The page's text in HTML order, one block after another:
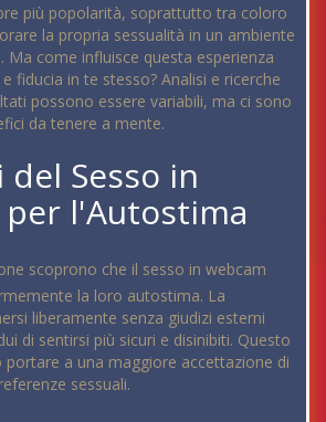
più popolarità, soprattutto tra coloro
la propria sessualità in un ambiente
Ma come influisce questa esperienza
fiducia in te stesso? Analisi e ricerche
possono essere variabili, ma ci sono
da tenere a mente.
del Sesso in
per l'Autostima
scoprono che il sesso in webcam
la loro autostima. La
liberamente senza giudizi esterni
di sentirsi più sicuri e disinibiti. Questo
portare a una maggiore accettazione di
sessuali.